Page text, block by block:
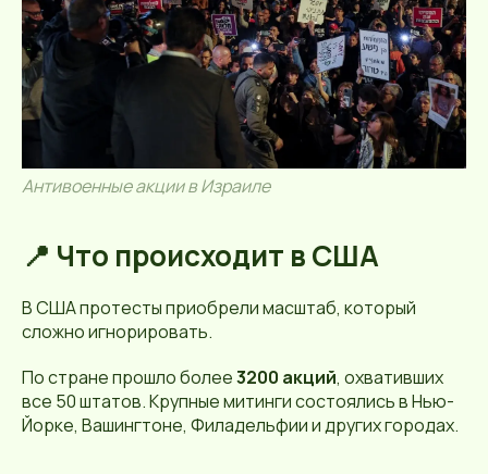
Антивоенные акции в Израиле
📍 Что происходит в США
В США протесты приобрели масштаб, который
сложно игнорировать.
По стране прошло более3200 акций, охвативших
все 50 штатов. Крупные митинги состоялись в Нью-
Йорке, Вашингтоне, Филадельфии и других городах.